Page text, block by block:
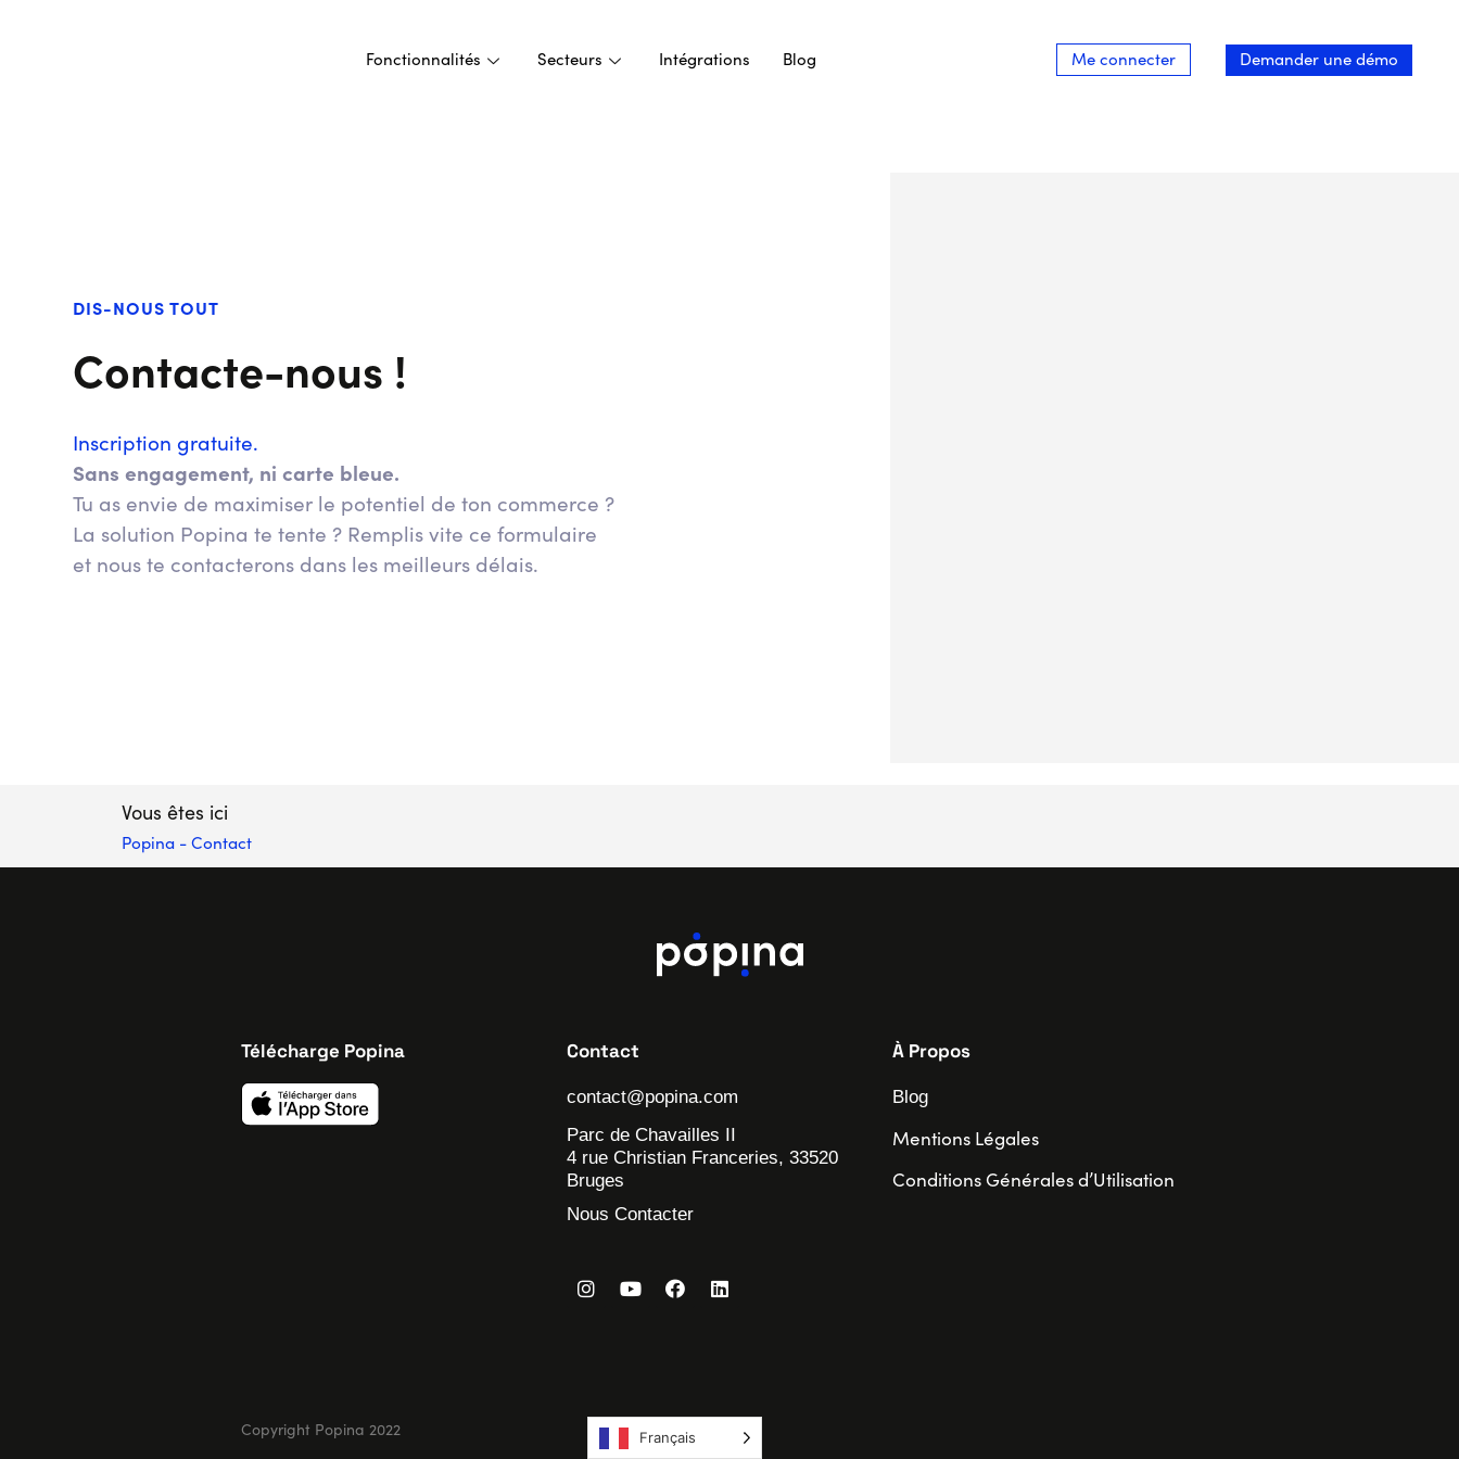
Fonctionnalités Secteurs Intégrations Blog Me connecter Demander une démo
DIS-NOUS TOUT
Contacte-nous !
Inscription gratuite.
Sans engagement, ni carte bleue.
Tu as envie de maximiser le potentiel de ton commerce ?
La solution Popina te tente ? Remplis vite ce formulaire
et nous te contacterons dans les meilleurs délais.
Vous êtes ici
Popina -Contact
Télécharge Popina Contact
contact@popina.com
Parc de Chavailles II
4 rue Christian Franceries, 33520
Bruges
Nous Contacter
À Propos
Blog
Mentions Légales
Conditions Générales d’Utilisation
Copyright Popina 2022 Français